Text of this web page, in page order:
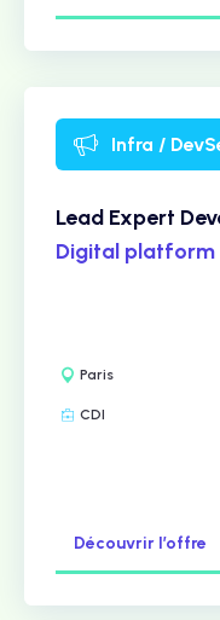
Infra /
Lead Expert
Digital platform
Paris
CDI
Découvrir l’offre